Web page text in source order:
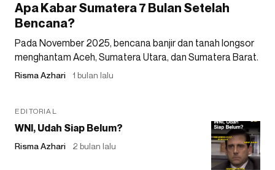
Apa Kabar Sumatera 7 Bulan Setelah
Bencana?
Pada November 2025, bencana banjir dan tanah longsor
menghantam Aceh, Sumatera Utara, dan Sumatera Barat.
Risma Azhari 1 bulan lalu
EDITORIAL
WNI, Udah Siap Belum?
Risma Azhari 2 bulan lalu